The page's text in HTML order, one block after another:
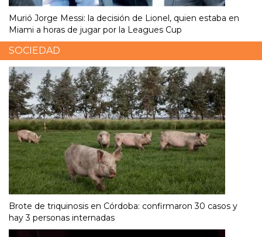
Murió Jorge Messi: la decisión de Lionel, quien estaba en
Miami a horas de jugar por la Leagues Cup
SOCIEDAD
Brote de triquinosis en Córdoba: confirmaron 30 casos y
hay 3 personas internadas